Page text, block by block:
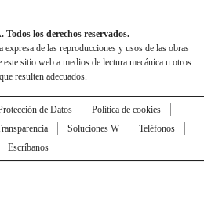
los derechos reservados.
de las reproducciones y usos de las obras
este sitio web a medios de lectura mecánica u otros
resulten adecuados.
de Datos
Política de cookies
Soluciones W
Teléfonos
Escríbanos